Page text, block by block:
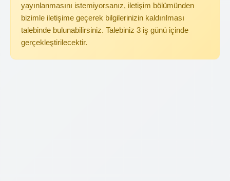
yayınlanmasını istemiyorsanız, iletişim bölümünden
bizimle iletişime geçerek bilgilerinizin kaldırılması
talebinde bulunabilirsiniz. Talebiniz 3 iş günü içinde
gerçekleştirilecektir.